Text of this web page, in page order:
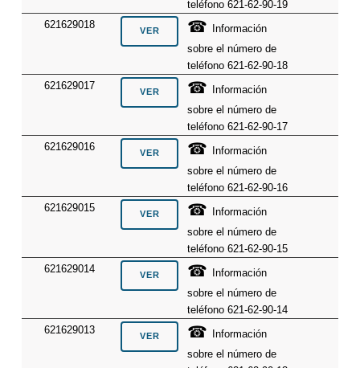
teléfono 621-62-90-19
621629018
☎
Información
sobre el número de
teléfono 621-62-90-18
621629017
☎
Información
sobre el número de
teléfono 621-62-90-17
621629016
☎
Información
sobre el número de
teléfono 621-62-90-16
621629015
☎
Información
sobre el número de
teléfono 621-62-90-15
621629014
☎
Información
sobre el número de
teléfono 621-62-90-14
621629013
☎
Información
sobre el número de